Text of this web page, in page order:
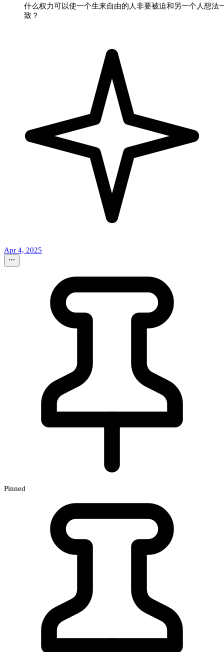
什么权力可以使一个生来自由的人非要被迫和另一个人想法
致？
Apr 4, 2025
Pinned